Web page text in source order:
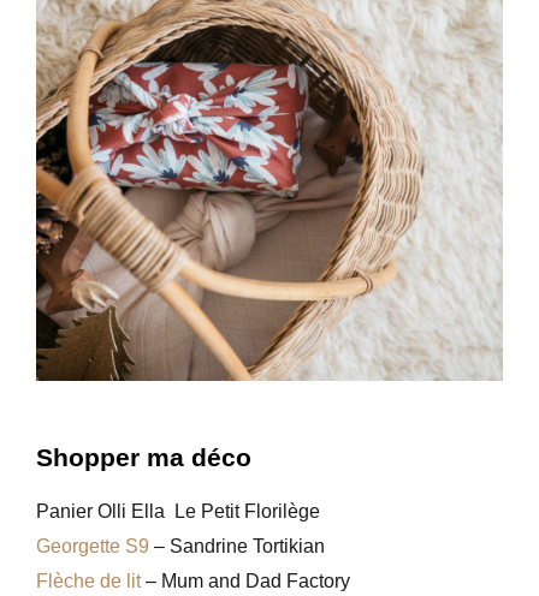
Shopper ma déco
Panier Olli Ella Le Petit Florilège
Georgette S9 – Sandrine Tortikian
Flèche de lit– Mum and Dad Factory